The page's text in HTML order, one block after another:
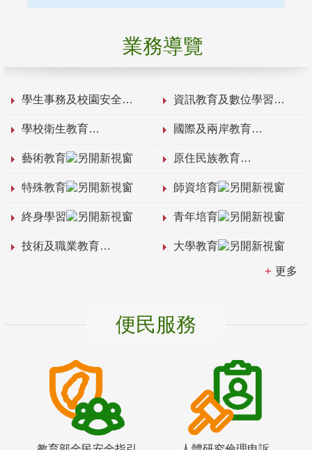
業務導覽
學生事務及校園安全 資訊教育及數位學習
學校衛生教育 國際及兩岸教育
藝術教育 原住民族教育
特殊教育 師資培育
終身學習 青年培育
技術及職業教育 大學教育
更多
便民服務